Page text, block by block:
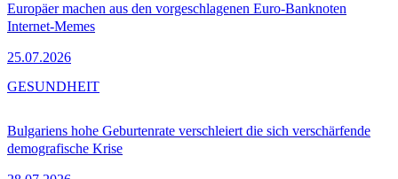
Europäer machen aus den vorgeschlagenen Euro-Banknoten
Internet-Memes
25.07.2026
Bulgariens hohe Geburtenrate verschleiert die sich verschärfende
demografische Krise
GESUNDHEIT